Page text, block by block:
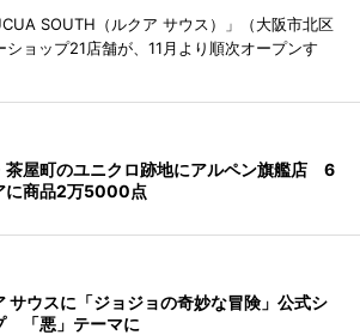
SOUTH（ルクア サウス）」（大阪市北区
ョップ21店舗が、11月より順次オープンす
茶屋町のユニクロ跡地にアルペン旗艦店 6
に商品2万5000点
サウスに「ジョジョの奇妙な冒険」公式シ
「悪」テーマに